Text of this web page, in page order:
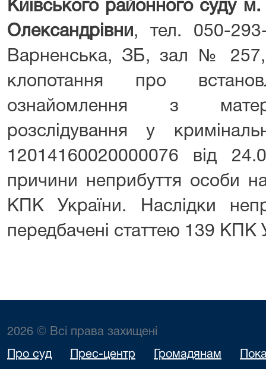
Київського районного суду
Олександрівни , тел. 050-
Варненська, ЗБ, зал № 257,
клопотання про
ознайомлення з
розслідування у
12014160020000076 від
причини неприбуття особи
КПК України. Наслідки
передбачені статтею 139
2026 © Всі права захищені
Про суд Прес-центр Громадянам